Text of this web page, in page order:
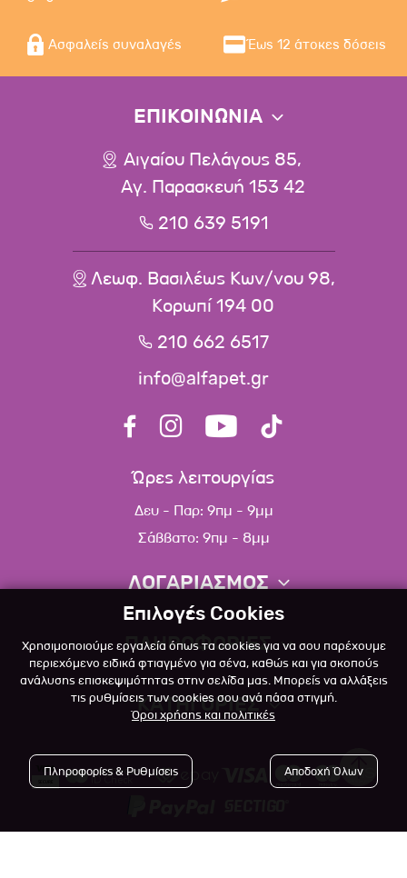
Ασφαλείς συναλαγές Έως 12 άτοκες δόσεις
ΕΠΙΚΟΙΝΩΝΙΑ
Αιγαίου Πελάγους 85,
Αγ. Παρασκευή 153 42
210 639 5191
Λεωφ. Βασιλέως Κων/νου 98,
Κορωπί 194 00
210 662 6517
info@alfapet.gr
Ώρες λειτουργίας
Δευ - Παρ: 9πμ - 9μμ
Σάββατο: 9πμ - 8μμ
ΛΟΓΑΡΙΑΣΜΟΣ
Πληροφορίες λογαριασμού
Λίστα αγαπημένων
Πολιτική επιστροφών
ΠΛΗΡΟΦΟΡΙΕΣ
Σχετικά
Επικοινωνία
Blog
Όροι Χρήσης
Πολιτική Απορρήτου
ΚΑΤΗΓΟΡΙΕΣ
Επιλογές Cookies
Χρησιμοποιούμε εργαλεία όπως τα cookies για να σου παρέχουμε
περιεχόμενο ειδικά φτιαγμένο για σένα, καθώς και για σκοπούς
ανάλυσης επισκεψιμότητας στην σελίδα μας. Μπορείς να αλλάξεις
τις ρυθμίσεις των cookies σου ανά πάσα στιγμή.
Όροι χρήσης και πολιτικές
Πληροφορίες & Ρυθμίσεις Αποδοχή Όλων